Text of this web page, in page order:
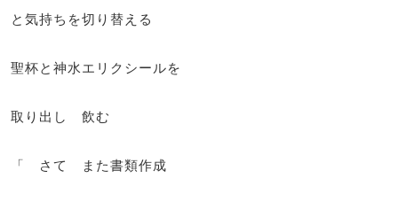
と気持ちを切り替える
聖杯と神水エリクシールを
取り出し 飲む
「 さて また書類作成